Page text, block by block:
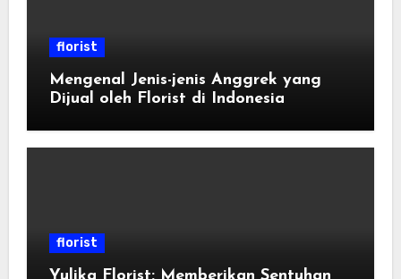
florist
Mengenal Jenis-jenis Anggrek yang
Dijual oleh Florist di Indonesia
florist